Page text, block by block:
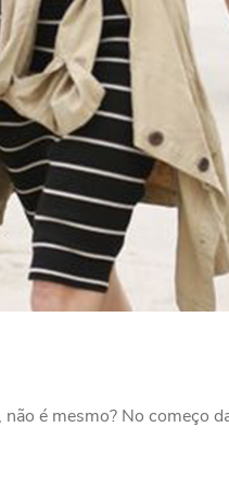
é mesmo? No começo